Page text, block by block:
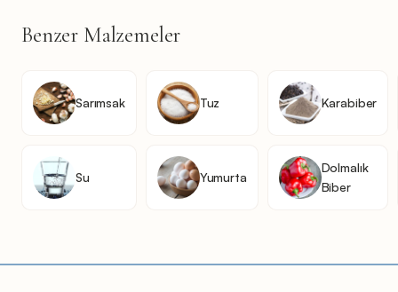
Benzer Malzemeler
Sarımsak Tuz Karabiber
Su Yumurta
Dolmalık
Biber